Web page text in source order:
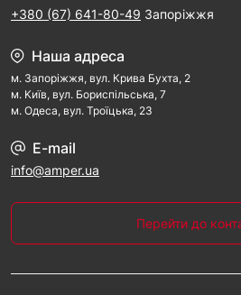
+380 (67) 641-80-49 Запоріжжя
Наша адреса
м. Запорiжжя, вул. Крива Бухта, 2
м. Kиїв, вул. Бориспільська, 7
м. Одеса, вул. Троїцька, 23
E-mail
info@amper.ua
Перейти до